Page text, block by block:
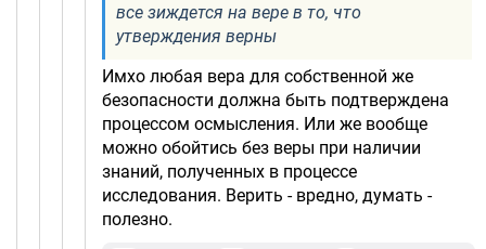
все зиждется на вере в то, что
утверждения верны
Имхо любая вера для собственной же
безопасности должна быть подтверждена
процессом осмысления. Или же вообще
можно обойтись без веры при наличии
знаний, полученных в процессе
исследования. Верить - вредно, думать -
полезно.